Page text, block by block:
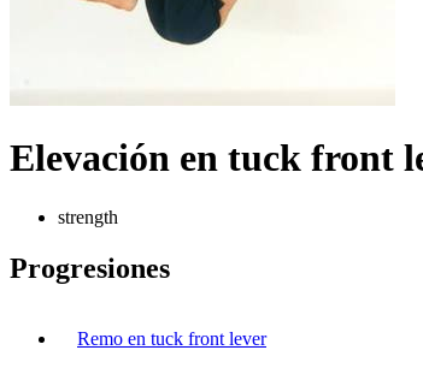
Elevación en tuck front
strength
Progresiones
Remo en tuck front lever